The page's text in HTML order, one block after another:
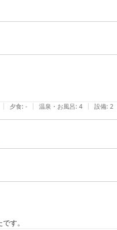
| 夕食: - | 温泉・お風呂: 4 | 設備: 2
す。